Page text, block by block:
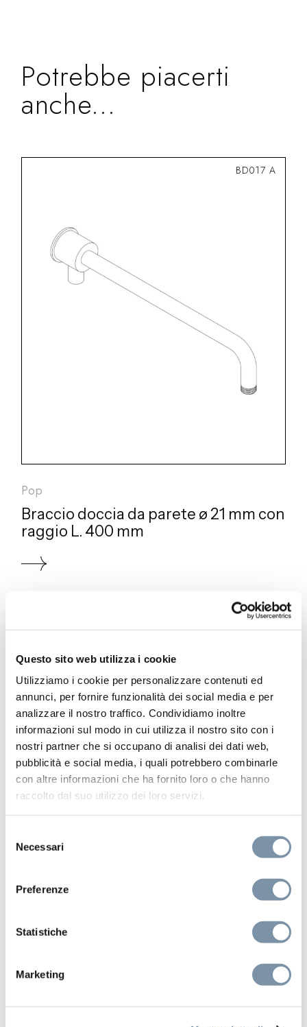
Questo sito web utilizza i cookie
Utilizziamo i cookie per personalizzare contenuti ed
annunci, per fornire funzionalità dei social media e per
analizzare il nostro traffico. Condividiamo inoltre
informazioni sul modo in cui utilizza il nostro sito con i
nostri partner che si occupano di analisi dei dati web,
pubblicità e social media, i quali potrebbero combinarle
con altre informazioni che ha fornito loro o che hanno
raccolto dal suo utilizzo dei loro servizi.
delNecessari
Preferenze
Statistiche
Marketing
Potrebbe piacerti
anche...
BD017 A
Pop
Braccio doccia da parete ø 21 mm con
raggio L. 400 mm
SD004 M
Pop
Set doccia con presa acqua e
supporto per doccetta tonda ABS